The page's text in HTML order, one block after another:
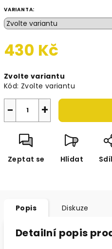
VARIANTA:
430 Kč
cena:
Zvolte variantu
Kód: Zvolte variantu
+
−
Zeptat se Hlídat
Popis Diskuze
Detailní popis